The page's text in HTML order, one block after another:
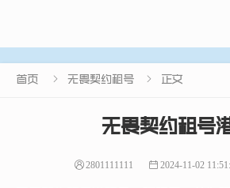
首页  无畏契约租号  正文
无畏契约租号
2801111111 2024-11-02